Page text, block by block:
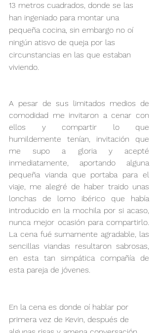
13 metros cuadrados, donde se las
han ingeniado para montar una
pequeña cocina, sin embargo no oí
ningún atisvo de queja por las
circunstancias en las que estaban
viviendo.
A pesar de sus limitados medios de
comodidad me invitaron a cenar con
ellos y compartir lo que
humildemente tenían, invitación que
me supo a gloria y acepté
inmediatamente, aportando alguna
pequeña vianda que portaba para el
viaje, me alegré de haber traido unas
lonchas de lomo ibérico que había
introducido en la mochila por si acaso,
nunca mejor ocasión para compartirlo.
La cena fué sumamente agradable, las
sencillas viandas resultaron sabrosas,
en esta tan simpática compañía de
esta pareja de jóvenes.
En la cena es donde oí hablar por
primera vez de Kevin, después de